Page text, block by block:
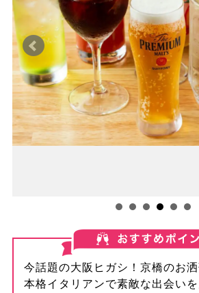
今話題の大阪ヒガシ！京橋のお
本格イタリアンで素敵な出会い